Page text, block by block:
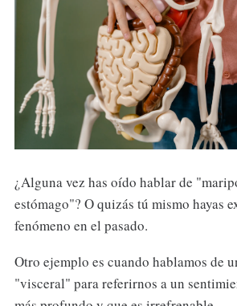
¿Alguna vez has oído hablar de
estómago"? O quizás tú mismo hayas
fenómeno en el pasado.
Otro ejemplo es cuando hablamos de
"visceral" para referirnos a un